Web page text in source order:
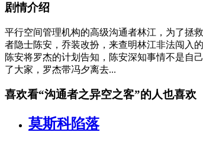
剧情介绍
平行空间管理机构的高级沟通者林江，为了拯
者隐士陈安，乔装改扮，来查明林江非法闯入
陈安将罗杰的计划告知，陈安深知事情不是自
了大家，罗杰带冯夕离去...
喜欢看“沟通者之异空之客”的人也喜欢
莫斯科陷落